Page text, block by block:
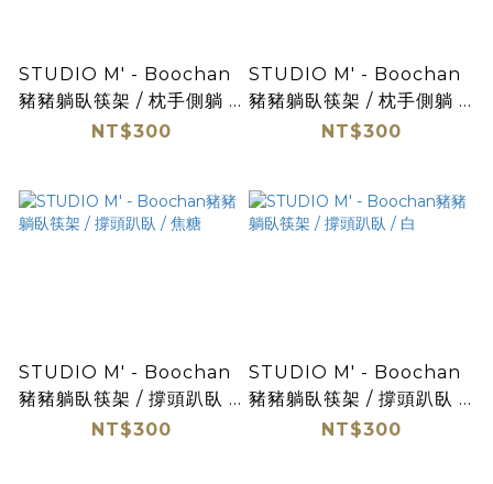
STUDIO M' - Boochan
豬豬躺臥筷架 / 枕手側躺 /
NT$300
STUDIO M' - Boochan
豬豬躺臥筷架 / 枕手側躺 /
NT$300
STUDIO M' - Boochan
豬豬躺臥筷架 / 撐頭趴臥 /
NT$300
STUDIO M' - Boochan
豬豬躺臥筷架 / 撐頭趴臥 /
NT$300